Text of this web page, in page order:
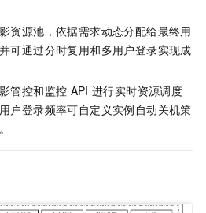
资源池，依据需求动态分配给最终用
可通过分时复用和多用户登录实现成
管控和监控 API 进行实时资源调度
户登录频率可自定义实例自动关机策